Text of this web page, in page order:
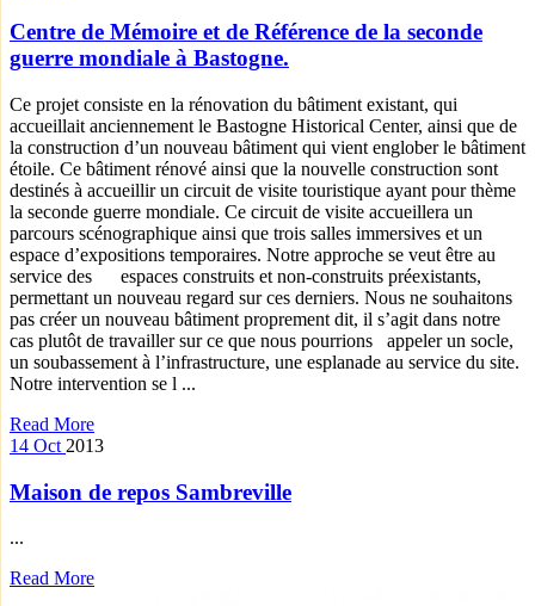
Centre de Mémoire et de Référence de la seconde
guerre mondiale à Bastogne.
Ce projet consiste en la rénovation du bâtiment existant, qui
accueillait anciennement le Bastogne Historical Center, ainsi que de
la construction d’un nouveau bâtiment qui vient englober le bâtiment
étoile. Ce bâtiment rénové ainsi que la nouvelle construction sont
destinés à accueillir un circuit de visite touristique ayant pour thème
la seconde guerre mondiale. Ce circuit de visite accueillera un
parcours scénographique ainsi que trois salles immersives et un
espace d’expositions temporaires. Notre approche se veut être au
service des espaces construits et non-construits préexistants,
permettant un nouveau regard sur ces derniers. Nous ne souhaitons
pas créer un nouveau bâtiment proprement dit, il s’agit dans notre
cas plutôt de travailler sur ce que nous pourrions appeler un socle,
un soubassement à l’infrastructure, une esplanade au service du site.
Notre intervention se l ...
Read More
14 Oct 2013
Maison de repos Sambreville
...
Read More